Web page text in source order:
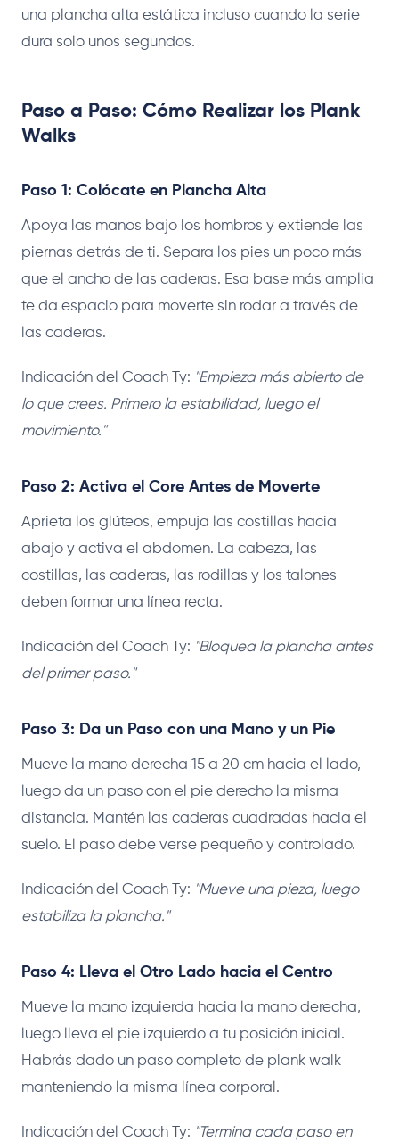
una plancha alta estática incluso cuando la serie
dura solo unos segundos.
Paso a Paso: Cómo Realizar los Plank
Walks
Paso 1: Colócate en Plancha Alta
Apoya las manos bajo los hombros y extiende las
piernas detrás de ti. Separa los pies un poco más
que el ancho de las caderas. Esa base más amplia
te da espacio para moverte sin rodar a través de
las caderas.
Indicación del Coach Ty: "Empieza más abierto de
lo que crees. Primero la estabilidad, luego el
movimiento."
Paso 2: Activa el Core Antes de Moverte
Aprieta los glúteos, empuja las costillas hacia
abajo y activa el abdomen. La cabeza, las
costillas, las caderas, las rodillas y los talones
deben formar una línea recta.
Indicación del Coach Ty: "Bloquea la plancha antes
del primer paso."
Paso 3: Da un Paso con una Mano y un Pie
Mueve la mano derecha 15 a 20 cm hacia el lado,
luego da un paso con el pie derecho la misma
distancia. Mantén las caderas cuadradas hacia el
suelo. El paso debe verse pequeño y controlado.
Indicación del Coach Ty: "Mueve una pieza, luego
estabiliza la plancha."
Paso 4: Lleva el Otro Lado hacia el Centro
Mueve la mano izquierda hacia la mano derecha,
luego lleva el pie izquierdo a tu posición inicial.
Habrás dado un paso completo de plank walk
manteniendo la misma línea corporal.
Indicación del Coach Ty: "Termina cada paso en